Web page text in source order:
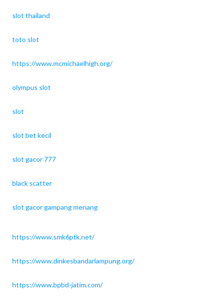
slot thailand
toto slot
https://www.mcmichaelhigh.org/
olympus slot
slot
slot bet kecil
slot gacor 777
black scatter
slot gacor gampang menang
https://www.smk6ptk.net/
https://www.dinkesbandarlampung.org/
https://www.bpbd-jatim.com/